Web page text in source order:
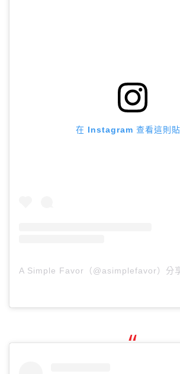
在 Instagram 查看這則
A Simple Favor（@asimplefavor）分